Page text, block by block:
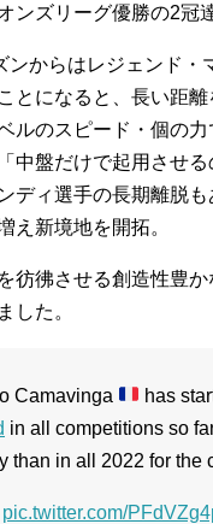
ンズリーグ優勝の2冠
ンからはレジェンド・
とになると、長い距
ルのスピード・個の
中盤だけで起用させる
ディ選手の長期離脱
え新境地を開拓。
彷彿させる創造性豊
した。
Camavinga
has
in all competitions so
than in all 2022 for the
pic.twitter.com/